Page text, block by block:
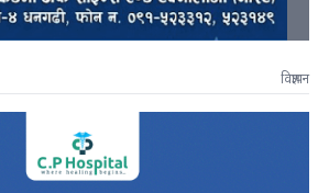
विज्ञापन